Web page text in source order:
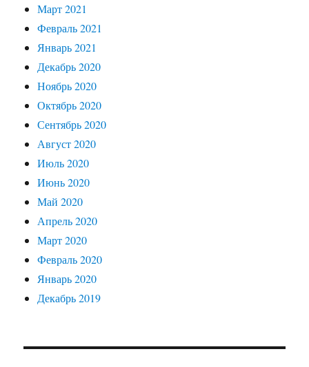
Март 2021
Февраль 2021
Январь 2021
Декабрь 2020
Ноябрь 2020
Октябрь 2020
Сентябрь 2020
Август 2020
Июль 2020
Июнь 2020
Май 2020
Апрель 2020
Март 2020
Февраль 2020
Январь 2020
Декабрь 2019